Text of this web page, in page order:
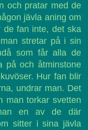
och pratar med de
jävla aning om
de fan inte, det ska
stretar på i sin
som får alla de
på och åtminstone
Hur fan blir
undrar man. Det
man torkar svetten
en av de där
sitter i sina jävla